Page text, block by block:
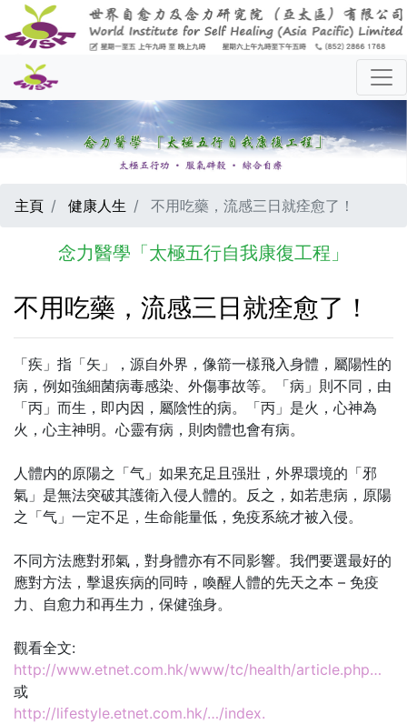
主頁 健康人生 不用吃藥，流感三日就痊愈了！
念力醫學「太極五行自我康復工程」
不用吃藥，流感三日就痊愈了！
「疾」指「矢」，源自外界，像箭一樣飛入身體，屬陽性的
病，例如強細菌病毒感染、外傷事故等。「病」則不同，由
「丙」而生，即内因，屬陰性的病。「丙」是火，心神為
火，心主神明。心靈有病，則肉體也會有病。
人體内的原陽之「气」如果充足且强壯，外界環境的「邪
氣」是無法突破其護衛入侵人體的。反之，如若患病，原陽
之「气」一定不足，生命能量低，免疫系統才被入侵。
不同方法應對邪氣，對身體亦有不同影響。我們要選最好的
應對方法，擊退疾病的同時，喚醒人體的先天之本 – 免疫
力、自愈力和再生力，保健強身。
觀看全文:
http://www.etnet.com.hk/www/tc/health/article.php…
或
http://lifestyle.etnet.com.hk/…/index.